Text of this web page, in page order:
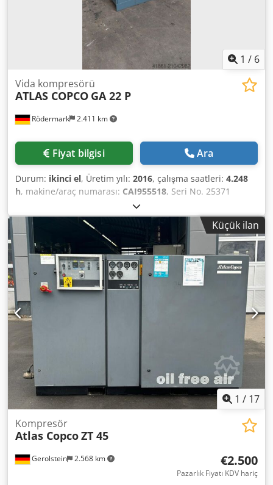
1 / 6
Rödermark 2.411 km
Vida kompresörü
ATLAS COPCO GA 22 P
Fiyat bilgisi Ara
Durum: ikinci el, Üretim yılı: 2016, çalışma saatleri: 4.248
h, makine/araç numarası: CAI955518, Seri No. 25371
Teknik veriler: - Çalışma saati: 4248 saat - Yükte çalışma
saati: 1978 saat - Çalışma basıncı: 10 bar - Kapasite: 3,34
m³/dak - Tahrik: 400 V / 22 kW Dedpfxsycg Hho Ab Tjck -
Motor devir hızı: 3000 dev/dak - Alan gereksinimi: yaklaşık
G 1300 x Y 1250 x D 800 mm - Ağırlık: yaklaşık 490 kg
Küçük ilan
1 / 17
Gerolstein 2.568 km
Kompresör
Atlas CopcoZT 45
€2.500
Pazarlık Fiyatı KDV hariç